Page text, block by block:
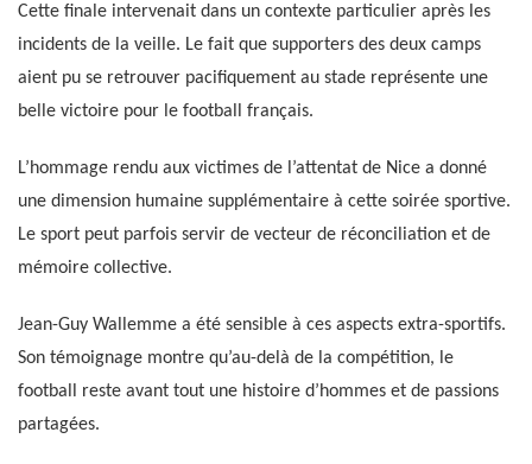
Cette finale intervenait dans un contexte particulier après les
incidents de la veille. Le fait que supporters des deux camps
aient pu se retrouver pacifiquement au stade représente une
belle victoire pour le football français.
L’hommage rendu aux victimes de l’attentat de Nice a donné
une dimension humaine supplémentaire à cette soirée sportive.
Le sport peut parfois servir de vecteur de réconciliation et de
mémoire collective.
Jean-Guy Wallemme a été sensible à ces aspects extra-sportifs.
Son témoignage montre qu’au-delà de la compétition, le
football reste avant tout une histoire d’hommes et de passions
partagées.